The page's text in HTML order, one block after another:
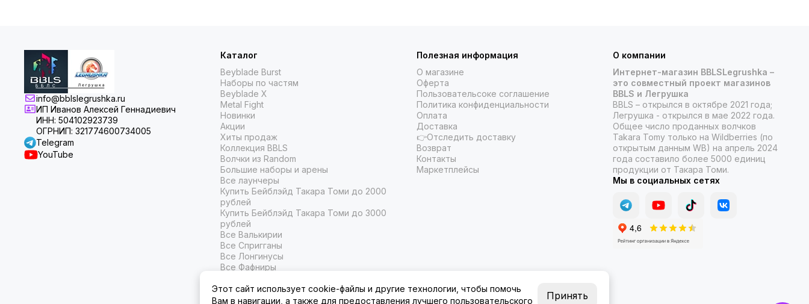
info@bblslegrushka.ru
ИП Иванов Алексей Геннадиевич
ИНН: 504102923739
ОГРНИП: 321774600734005
Telegram
YouTube
Каталог
Beyblade Burst
Наборы по частям
Beyblade X
Metal Fight
Новинки
Акции
Хиты продаж
Коллекция BBLS
Волчки из Random
Большие наборы и арены
Все лаунчеры
Купить Бейблэйд Такара Томи до 2000
рублей
Купить Бейблэйд Такара Томи до 3000
рублей
Все Валькирии
Все Спригганы
Все Лонгинусы
Все Фафниры
Полезная информация
О магазине
Оферта
Пользовательсоке соглашение
Политика конфиденциальности
Оплата
Доставка
👉Отследить доставку
Возврат
Контакты
Маркетплейсы
О компании
Интернет-магазин BBLSLegrushka –
это совместный проект магазинов
BBLS и Легрушка
BBLS – открылся в октябре 2021 года;
Легрушка - открылся в мае 2022 года.
Общее число проданных волчков
Takara Tomy только на Wildberries (по
открытым данным WB) на апрель 2024
года составило более 5000 единиц
продукции от Такара Томи.
Мы в социальных сетях
Этот сайт использует cookie-файлы и другие технологии, чтобы помочь
Вам в навигации, а также для предоставления лучшего пользовательского
Принять